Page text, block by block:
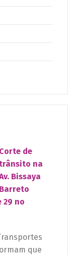
Corte de
trânsito na
Bissaya
Barreto
29 no
que